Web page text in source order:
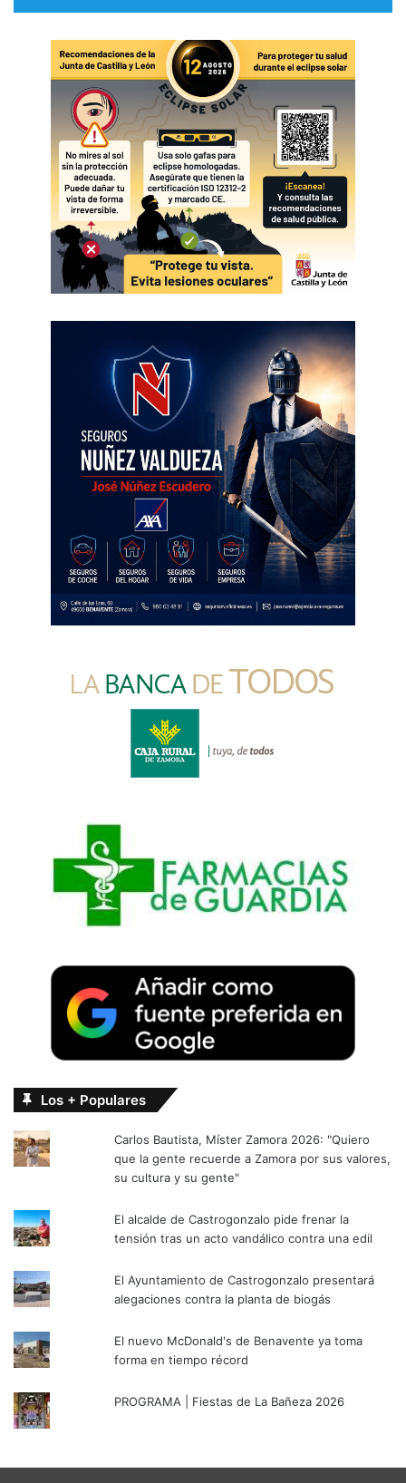
Los + Populares
Carlos Bautista, Míster Zamora 2026: "Quiero
que la gente recuerde a Zamora por sus valores,
su cultura y su gente"
El alcalde de Castrogonzalo pide frenar la
tensión tras un acto vandálico contra una edil
El Ayuntamiento de Castrogonzalo presentará
alegaciones contra la planta de biogás
El nuevo McDonald's de Benavente ya toma
forma en tiempo récord
PROGRAMA | Fiestas de La Bañeza 2026